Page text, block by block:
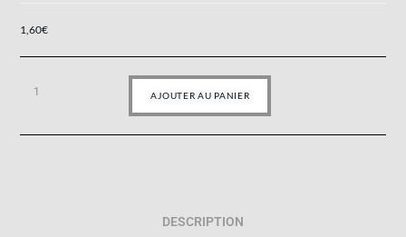
1,60€
AJOUTER AU PANIER
DESCRIPTION